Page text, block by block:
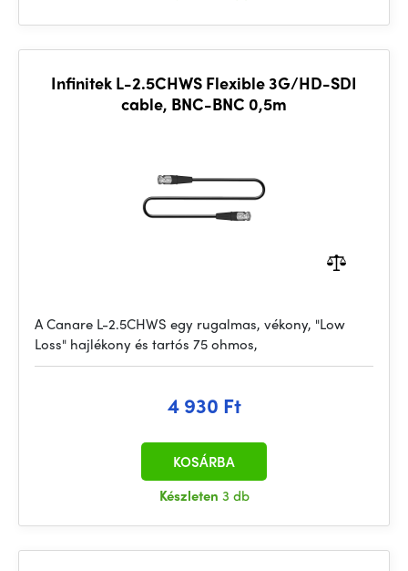
Infinitek L-2.5CHWS Flexible 3G/HD-SDI
cable, BNC-BNC 0,5m
A Canare L-2.5CHWS egy rugalmas, vékony, "Low
Loss" hajlékony és tartós 75 ohmos,
4 930 Ft
Készleten 3 db
KOSÁRBA